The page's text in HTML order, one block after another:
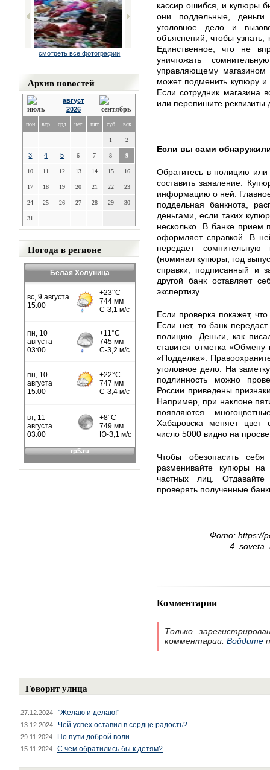
смотреть все фотографии
Архив новостей
август
2026
пон втр срд чет пят суб вск
1 2
3 4 5 6 7 8 9
10 11 12 13 14 15 16
17 18 19 20 21 22 23
24 25 26 27 28 29 30
31
Погода в регионе
Белая Холуница
кассир ошибся, и купюры
они поддельные,
уголовное дело и
объяснений, чтобы
Единственное, что не
уничтожать
управляющему
может подменить купюру и
Если сотрудник магазина
или перепишите реквизиты
Если вы сами
Обратитесь в полицию или
составить заявление.
информацию о ней. Главное
поддельная банкнота,
деньгами, если таких
несколько. В банке прием
оформляет справкой. В
передает
(номинал купюры, год
справки, подписанный и
другой банк оставляет
экспертизу.
Если проверка покажет,
Если нет, то банк
полицию. Деньги, как
ставится отметка
«Подделка».
уголовное дело. На
подлинность можно
России приведены
Например, при наклоне
появляются
Хабаровска меняет цвет
число 5000 видно на
Чтобы обезопасить
разменивайте купюры
частных лиц.
проверять полученные
Фото: https://
Комментарии
Только
комментарии. Войдите
Говорит улица
27.12.2024 "Желаю и делаю!"
13.12.2024 Чей успех оставил в сердце радость?
29.11.2024 По пути доброй воли
15.11.2024 С чем обратились бы к детям?